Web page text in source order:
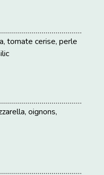
tomate cerise, perle
oignons,